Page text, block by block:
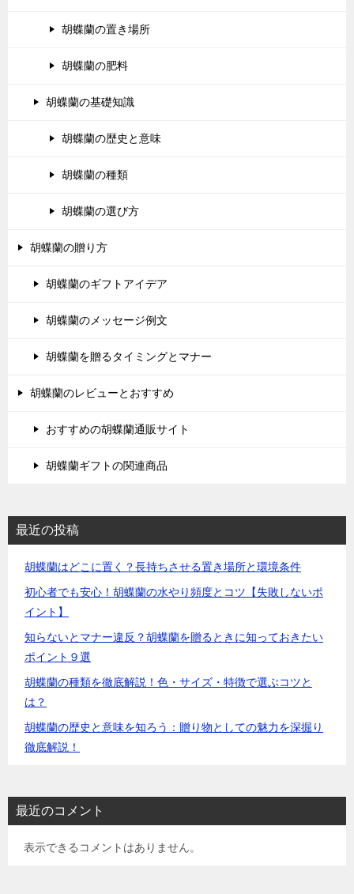
胡蝶蘭の置き場所
胡蝶蘭の肥料
胡蝶蘭の基礎知識
胡蝶蘭の歴史と意味
胡蝶蘭の種類
胡蝶蘭の選び方
胡蝶蘭の贈り方
胡蝶蘭のギフトアイデア
胡蝶蘭のメッセージ例文
胡蝶蘭を贈るタイミングとマナー
胡蝶蘭のレビューとおすすめ
おすすめの胡蝶蘭通販サイト
胡蝶蘭ギフトの関連商品
最近の投稿
胡蝶蘭はどこに置く？長持ちさせる置き場所と環境条件
初心者でも安心！胡蝶蘭の水やり頻度とコツ【失敗しないポ
イント】
知らないとマナー違反？胡蝶蘭を贈るときに知っておきたい
ポイント９選
胡蝶蘭の種類を徹底解説！色・サイズ・特徴で選ぶコツと
は？
胡蝶蘭の歴史と意味を知ろう：贈り物としての魅力を深掘り
徹底解説！
最近のコメント
表示できるコメントはありません。